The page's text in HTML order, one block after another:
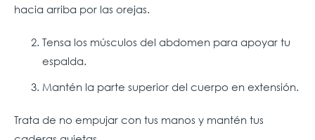
hacia arriba por las orejas.
Tensa los músculos del abdomen para apoyar tu
espalda.
Mantén la parte superior del cuerpo en extensión.
Trata de no empujar con tus manos y mantén tus